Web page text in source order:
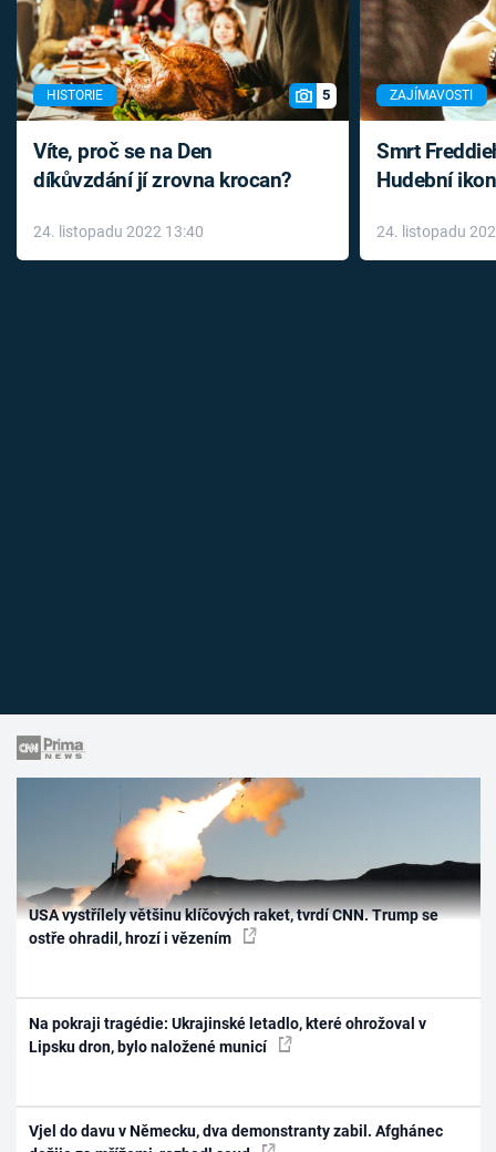
HISTORIE 5
Víte, proč se na Den
díkůvzdání jí zrovna krocan?
24. listopadu 2022 13:40
ZAJÍMAVOSTI
Smrt
Hudební
léky
24. listopadu
USA vystřílely většinu klíčových raket, tvrdí CNN. Trump se
ostře ohradil, hrozí i vězením
Na pokraji tragédie: Ukrajinské letadlo, které ohrožoval v
Lipsku dron, bylo naložené municí
Vjel do davu v Německu, dva demonstranty zabil. Afghánec